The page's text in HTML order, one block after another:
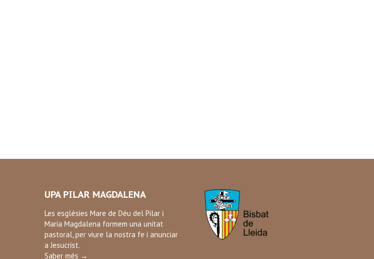
UPA PILAR MAGDALENA
Les esglésies Mare de Déu del Pilar i
Maria Magdalena formem una unitat
pastoral, per viure la nostra fe i anunciar
a Jesucrist.
Saber més →